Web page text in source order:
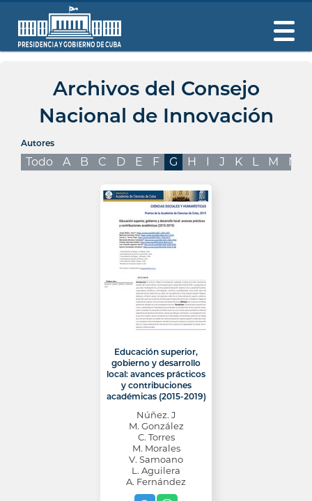
Archivos del Consejo
Nacional de Innovación
Autores
Todo A B C D E F G H I J K L M N
Educación superior,
gobierno y desarrollo
local: avances prácticos
y contribuciones
académicas (2015-2019)
Núñez. J
M. González
C. Torres
M. Morales
V. Samoano
L. Aguilera
A. Fernández